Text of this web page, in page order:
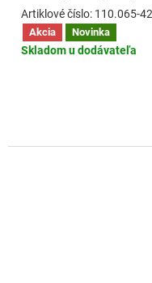
Akcia Novinka
Skladom u dodávateľa
110.065-